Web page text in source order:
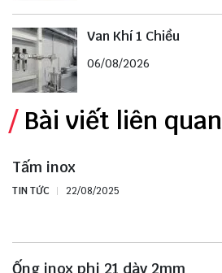
Van Khí 1 Chiều
06/08/2026
Bài viết liên quan
Tấm inox
TIN TỨC 22/08/2025
Ống inox phi 21 dày 2mm